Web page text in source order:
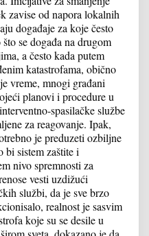
zavise od napora lokalnih
događaje za koje često
se događa na drugom
a često kada putem
katastrofama, obično
vreme, mnogi građani
planovi i procedure u
spasilačke službe
za reagovanje. Ipak,
je preduzeti ozbiljne
bi sistem zaštite i
nivo spremnosti za
vesti uzdižući
službi, da je sve brzo
realnost je sasvim
koje su se desile u